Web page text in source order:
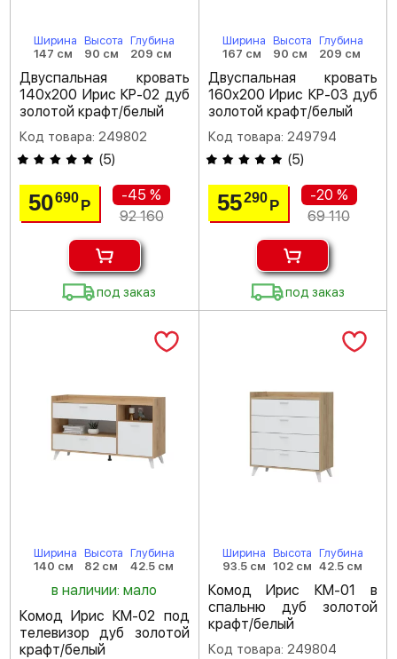
Ширина
147 см
Высота
90 см
Глубина
209 см
Двуспальная кровать
140х200 Ирис КР-02 дуб
золотой крафт/белый
Код товара: 249802
(5)
50690Р
-45 %
92 160
под заказ
Ширина
167 см
Высота
90 см
Глубина
209 см
Двуспальная кровать
160х200 Ирис КР-03 дуб
золотой крафт/белый
Код товара: 249794
(5)
55290 Р
-20 %
69 110
под заказ
Ширина
140 см
Высота
82 см
Глубина
42.5 см
в наличии: мало
Комод Ирис КМ-02 под
телевизор дуб золотой
крафт/белый
Ширина
93.5 см
Высота
102 см
Глубина
42.5 см
Комод Ирис КМ-01 в
спальню дуб золотой
крафт/белый
Код товара: 249804